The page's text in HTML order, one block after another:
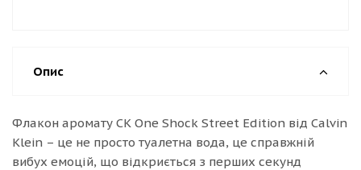
Опис
Флакон аромату CK One Shock Street Edition від Calvin
Klein – це не просто туалетна вода, це справжній
вибух емоцій, що відкриється з перших секунд